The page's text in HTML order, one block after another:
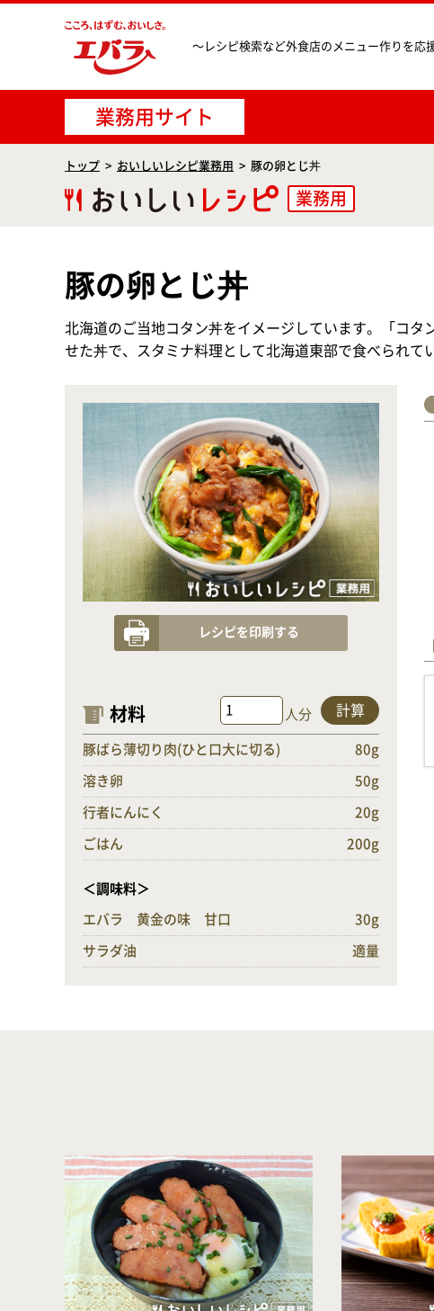
〜レシピ検索など外食店のメニュー作りを応
業務用サイト
トップ おいしいレシピ業務用 豚の卵とじ丼
業務用
豚の卵とじ丼
北海道のご当地コタン丼をイメージしています。「コ
せた丼で、スタミナ料理として北海道東部で食べられて
レシピを印刷する
材料 人分 計算
豚ばら薄切り肉(ひと口大に切る) 80g
溶き卵 50g
行者にんにく 20g
ごはん 200g
＜調味料＞
エバラ 黄金の味 甘口 30g
サラダ油 適量